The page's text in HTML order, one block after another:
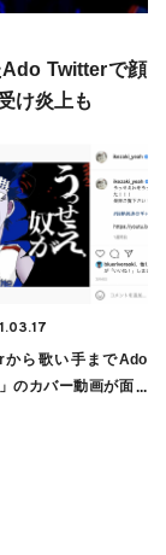
Ado Twitterで顔
け炎上も
から歌い手までAdo
のカバー動画が面白